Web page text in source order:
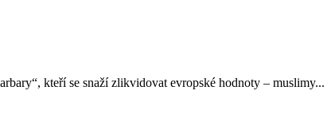
kteří se snaží zlikvidovat evropské hodnoty – muslimy...